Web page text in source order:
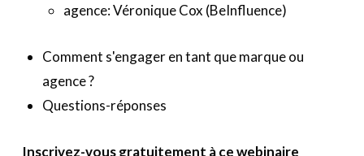
agence: Véronique Cox (BeInfluence)
Comment s'engager en tant que marque ou
agence ?
Questions-réponses
Inscrivez-vous gratuitement à ce webinaire